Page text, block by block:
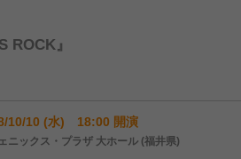
ROCK』
10/10 (水) 18:00 開演
ニックス・プラザ 大ホール (福井県)